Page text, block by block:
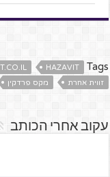
Tags
HAZAVIT
זווית אחרת
מקס פרדקין
עקוב אחרי הכותב